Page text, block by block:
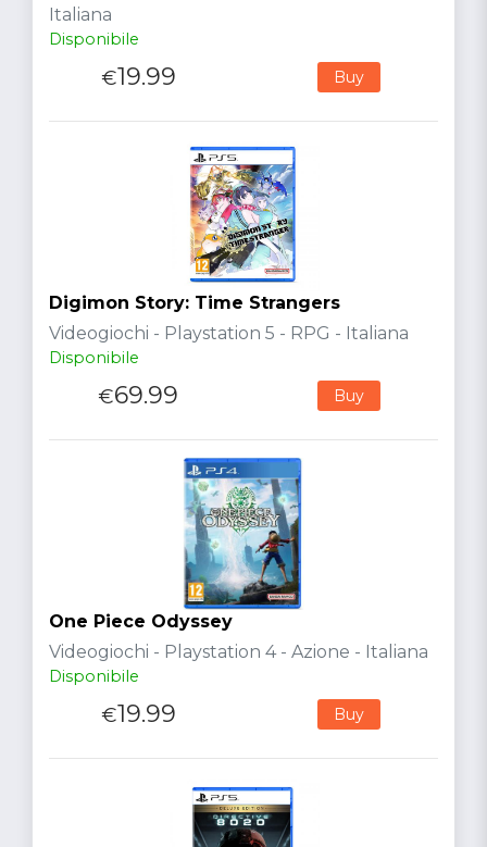
Italiana
Disponibile
€19.99 Buy
Digimon Story: Time Strangers
Videogiochi - Playstation 5 - RPG - Italiana
Disponibile
€69.99 Buy
One Piece Odyssey
Videogiochi - Playstation 4 - Azione - Italiana
Disponibile
€19.99 Buy